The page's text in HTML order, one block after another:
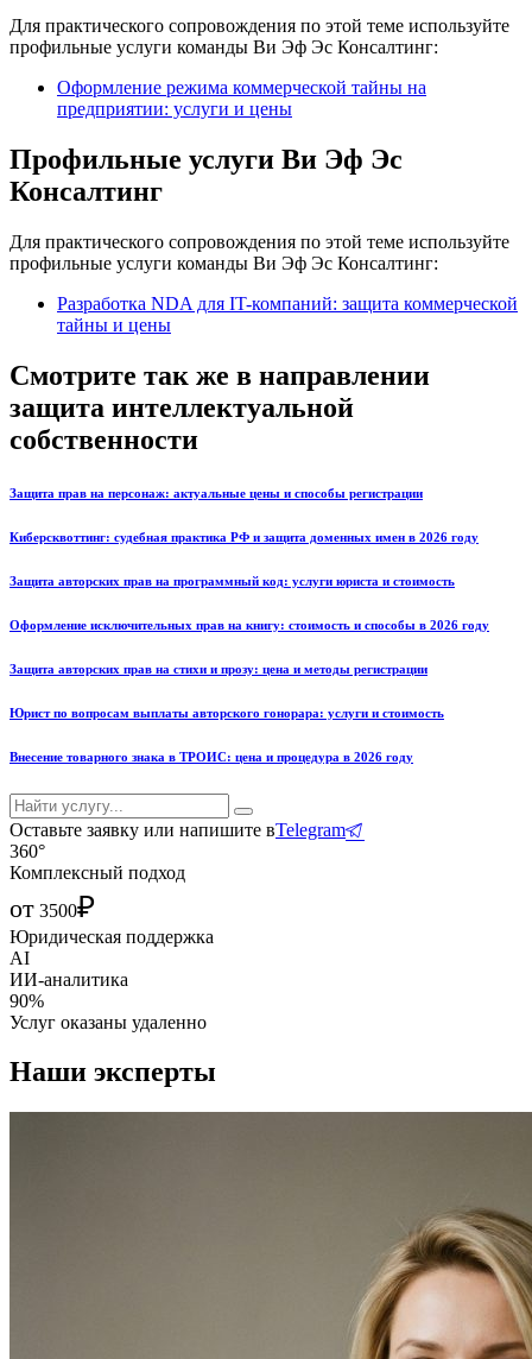
Для практического сопровождения по этой теме используйте
профильные услуги команды Ви Эф Эс Консалтинг:
Оформление режима коммерческой тайны на
предприятии: услуги и цены
Профильные услуги Ви Эф Эс
Консалтинг
Для практического сопровождения по этой теме используйте
профильные услуги команды Ви Эф Эс Консалтинг:
Разработка NDA для IT-компаний: защита коммерческой
тайны и цены
Смотрите так же в направлении
защита интеллектуальной
собственности
Защита прав на персонаж: актуальные цены и способы регистрации
Киберсквоттинг: судебная практика РФ и защита доменных имен в 2026 году
Защита авторских прав на программный код: услуги юриста и стоимость
Оформление исключительных прав на книгу: стоимость и способы в 2026 году
Защита авторских прав на стихи и прозу: цена и методы регистрации
Юрист по вопросам выплаты авторского гонорара: услуги и стоимость
Внесение товарного знака в ТРОИС: цена и процедура в 2026 году
Оставьте заявку или напишите вTelegram
360°
Комплексный подход
от 3500₽
Юридическая поддержка
AI
ИИ-аналитика
90%
Услуг оказаны удаленно
Наши эксперты